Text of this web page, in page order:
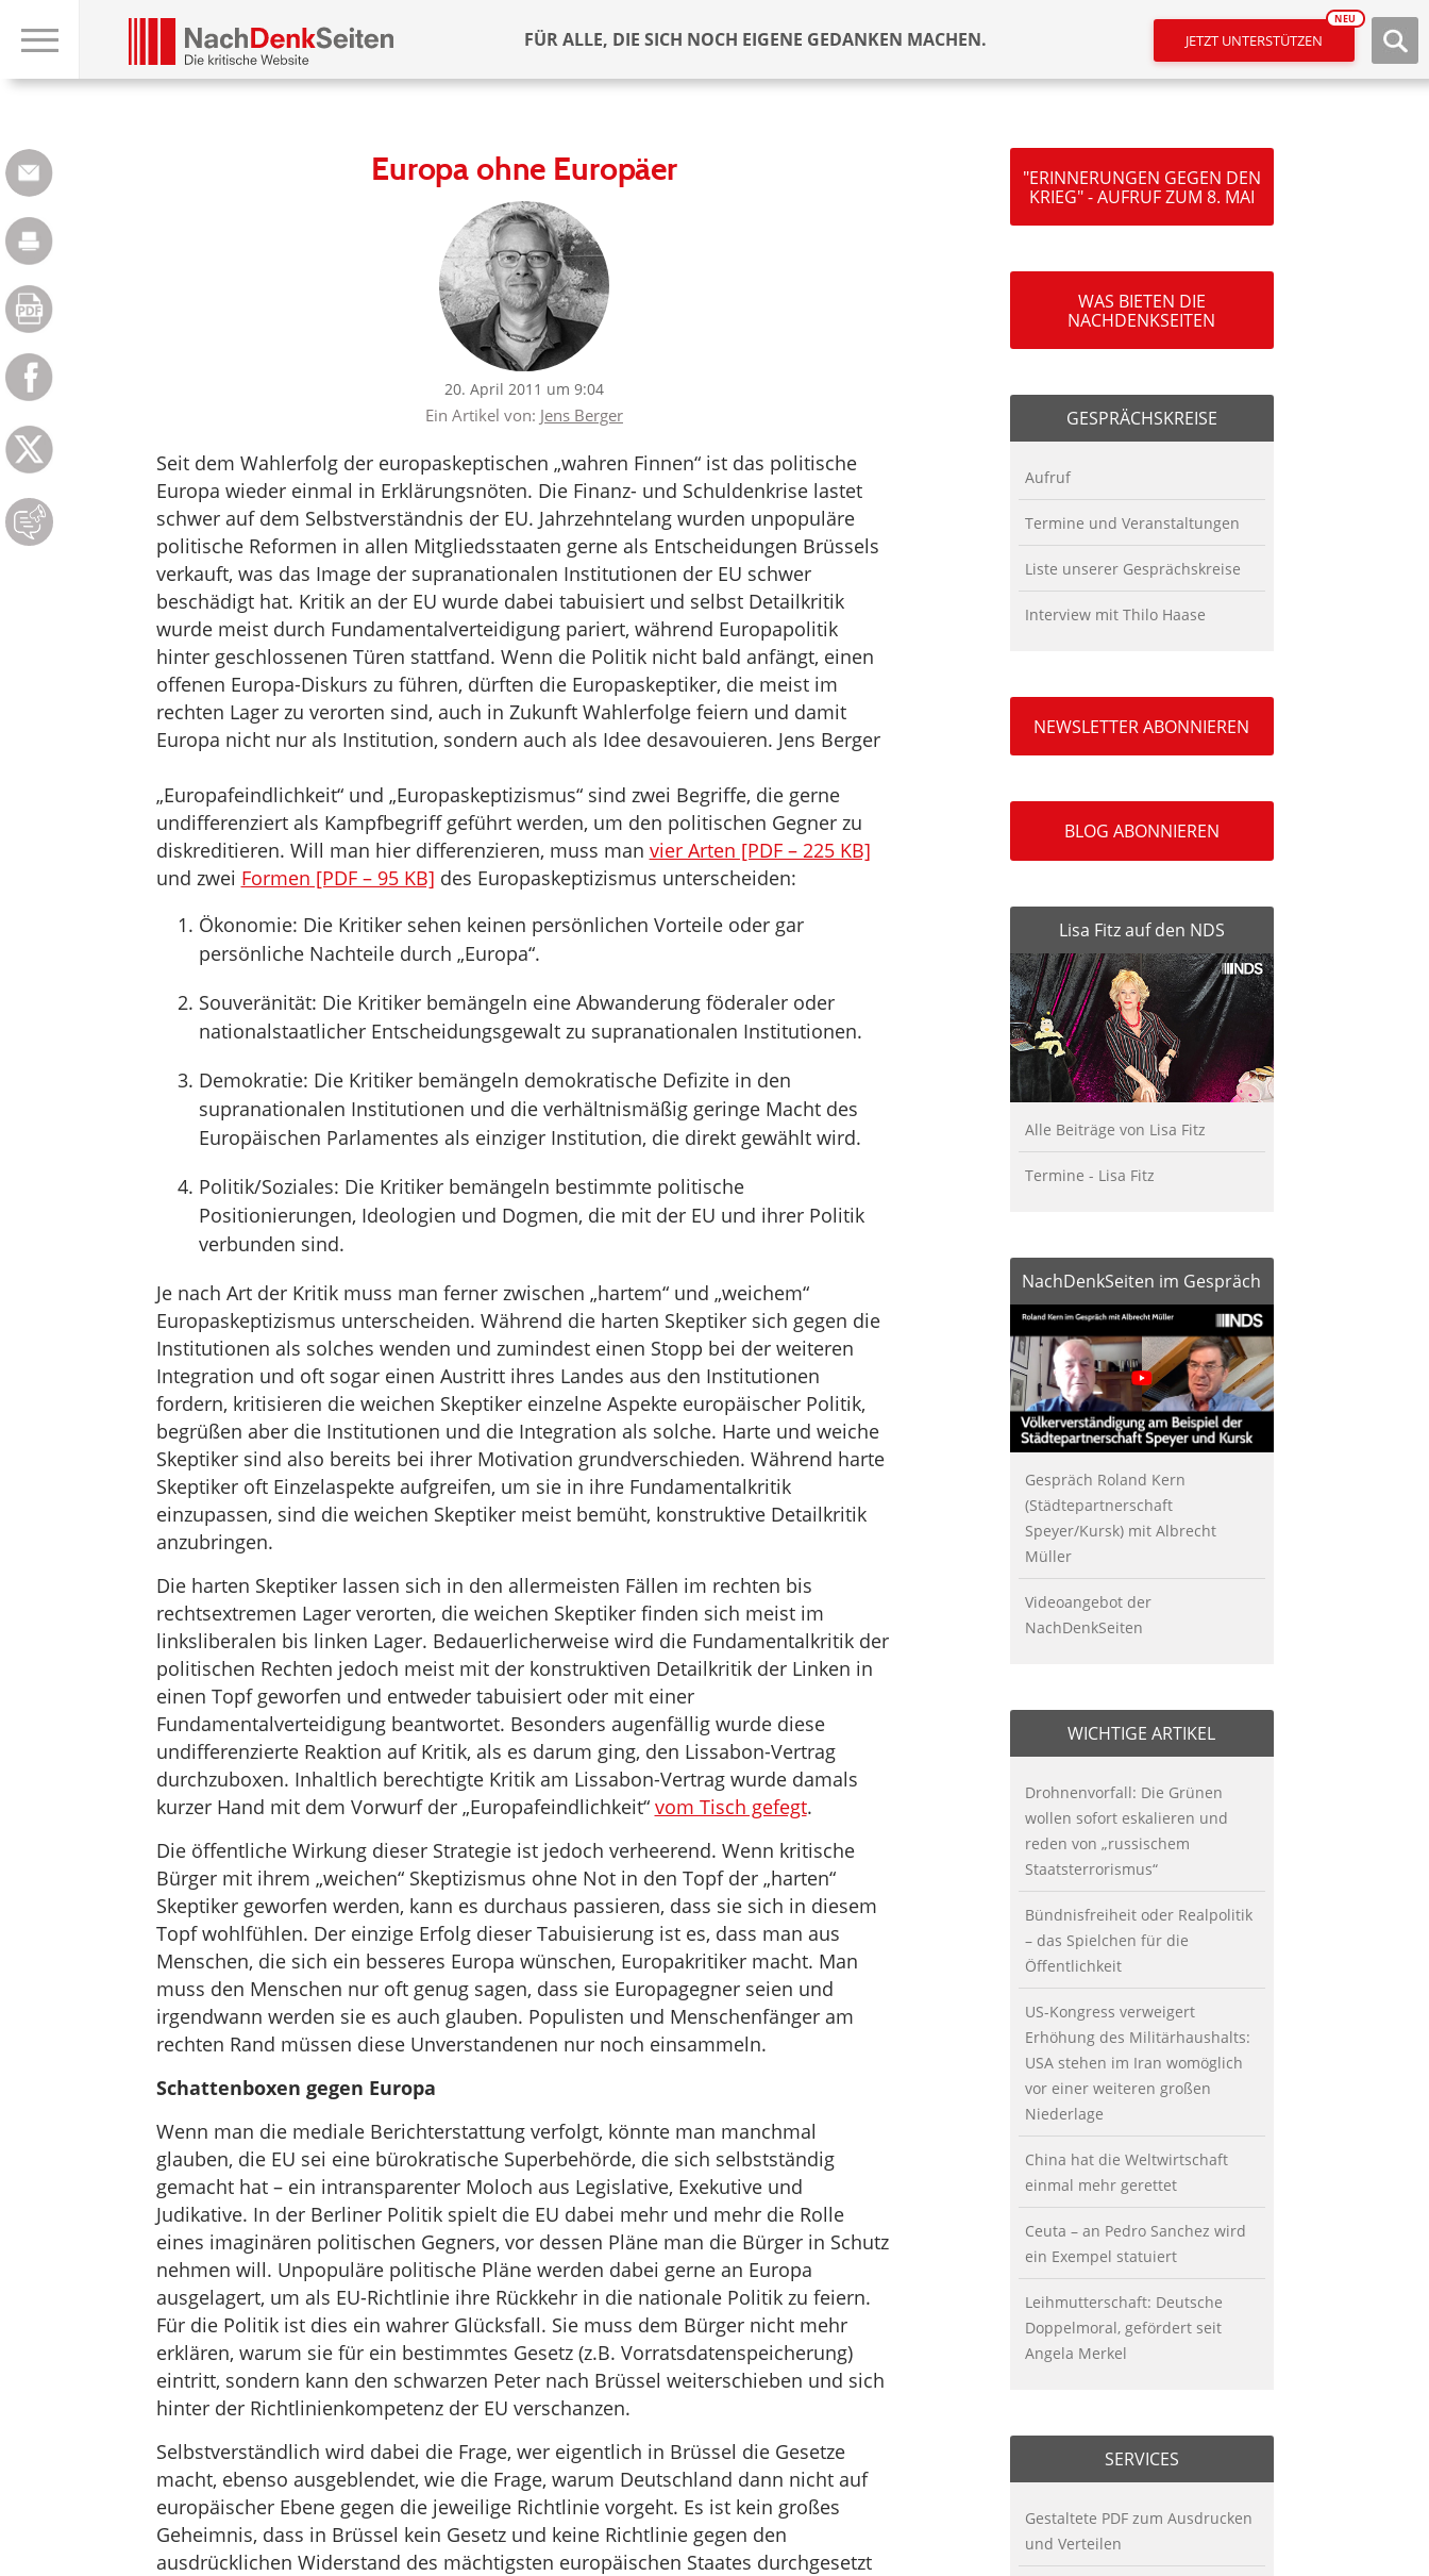
FÜR ALLE, DIE SICH NOCH EIGENE GEDANKEN MACHEN. JETZT UNTERSTÜTZEN
NEU
Europa ohne Europäer
20. April 2011 um 9:04
Ein Artikel von: Jens Berger
Seit dem Wahlerfolg der europaskeptischen „wahren Finnen“ ist das politische
Europa wieder einmal in Erklärungsnöten. Die Finanz- und Schuldenkrise lastet
schwer auf dem Selbstverständnis der EU. Jahrzehntelang wurden unpopuläre
politische Reformen in allen Mitgliedsstaaten gerne als Entscheidungen Brüssels
verkauft, was das Image der supranationalen Institutionen der EU schwer
beschädigt hat. Kritik an der EU wurde dabei tabuisiert und selbst Detailkritik
wurde meist durch Fundamentalverteidigung pariert, während Europapolitik
hinter geschlossenen Türen stattfand. Wenn die Politik nicht bald anfängt, einen
offenen Europa-Diskurs zu führen, dürften die Europaskeptiker, die meist im
rechten Lager zu verorten sind, auch in Zukunft Wahlerfolge feiern und damit
Europa nicht nur als Institution, sondern auch als Idee desavouieren. Jens Berger
„Europafeindlichkeit“ und „Europaskeptizismus“ sind zwei Begriffe, die gerne
undifferenziert als Kampfbegriff geführt werden, um den politischen Gegner zu
diskreditieren. Will man hier differenzieren, muss man vier Arten [PDF – 225 KB]
und zwei Formen [PDF – 95 KB] des Europaskeptizismus unterscheiden:
Ökonomie: Die Kritiker sehen keinen persönlichen Vorteile oder gar
persönliche Nachteile durch „Europa“.
Souveränität: Die Kritiker bemängeln eine Abwanderung föderaler oder
nationalstaatlicher Entscheidungsgewalt zu supranationalen Institutionen.
Demokratie: Die Kritiker bemängeln demokratische Defizite in den
supranationalen Institutionen und die verhältnismäßig geringe Macht des
Europäischen Parlamentes als einziger Institution, die direkt gewählt wird.
Politik/Soziales: Die Kritiker bemängeln bestimmte politische
Positionierungen, Ideologien und Dogmen, die mit der EU und ihrer Politik
verbunden sind.
Je nach Art der Kritik muss man ferner zwischen „hartem“ und „weichem“
Europaskeptizismus unterscheiden. Während die harten Skeptiker sich gegen die
Institutionen als solches wenden und zumindest einen Stopp bei der weiteren
Integration und oft sogar einen Austritt ihres Landes aus den Institutionen
fordern, kritisieren die weichen Skeptiker einzelne Aspekte europäischer Politik,
begrüßen aber die Institutionen und die Integration als solche. Harte und weiche
Skeptiker sind also bereits bei ihrer Motivation grundverschieden. Während harte
Skeptiker oft Einzelaspekte aufgreifen, um sie in ihre Fundamentalkritik
einzupassen, sind die weichen Skeptiker meist bemüht, konstruktive Detailkritik
anzubringen.
Die harten Skeptiker lassen sich in den allermeisten Fällen im rechten bis
rechtsextremen Lager verorten, die weichen Skeptiker finden sich meist im
linksliberalen bis linken Lager. Bedauerlicherweise wird die Fundamentalkritik der
politischen Rechten jedoch meist mit der konstruktiven Detailkritik der Linken in
einen Topf geworfen und entweder tabuisiert oder mit einer
Fundamentalverteidigung beantwortet. Besonders augenfällig wurde diese
undifferenzierte Reaktion auf Kritik, als es darum ging, den Lissabon-Vertrag
durchzuboxen. Inhaltlich berechtigte Kritik am Lissabon-Vertrag wurde damals
kurzer Hand mit dem Vorwurf der „Europafeindlichkeit“ vom Tisch gefegt.
Die öffentliche Wirkung dieser Strategie ist jedoch verheerend. Wenn kritische
Bürger mit ihrem „weichen“ Skeptizismus ohne Not in den Topf der „harten“
Skeptiker geworfen werden, kann es durchaus passieren, dass sie sich in diesem
Topf wohlfühlen. Der einzige Erfolg dieser Tabuisierung ist es, dass man aus
Menschen, die sich ein besseres Europa wünschen, Europakritiker macht. Man
muss den Menschen nur oft genug sagen, dass sie Europagegner seien und
irgendwann werden sie es auch glauben. Populisten und Menschenfänger am
rechten Rand müssen diese Unverstandenen nur noch einsammeln.
Schattenboxen gegen Europa
Wenn man die mediale Berichterstattung verfolgt, könnte man manchmal
glauben, die EU sei eine bürokratische Superbehörde, die sich selbstständig
gemacht hat – ein intransparenter Moloch aus Legislative, Exekutive und
Judikative. In der Berliner Politik spielt die EU dabei mehr und mehr die Rolle
eines imaginären politischen Gegners, vor dessen Pläne man die Bürger in Schutz
nehmen will. Unpopuläre politische Pläne werden dabei gerne an Europa
ausgelagert, um als EU-Richtlinie ihre Rückkehr in die nationale Politik zu feiern.
Für die Politik ist dies ein wahrer Glücksfall. Sie muss dem Bürger nicht mehr
erklären, warum sie für ein bestimmtes Gesetz (z.B. Vorratsdatenspeicherung)
eintritt, sondern kann den schwarzen Peter nach Brüssel weiterschieben und sich
hinter der Richtlinienkompetenz der EU verschanzen.
Selbstverständlich wird dabei die Frage, wer eigentlich in Brüssel die Gesetze
macht, ebenso ausgeblendet, wie die Frage, warum Deutschland dann nicht auf
europäischer Ebene gegen die jeweilige Richtlinie vorgeht. Es ist kein großes
Geheimnis, dass in Brüssel kein Gesetz und keine Richtlinie gegen den
ausdrücklichen Widerstand des mächtigsten europäischen Staates durchgesetzt
"ERINNERUNGEN GEGEN DEN
KRIEG" - AUFRUF ZUM 8. MAI
WAS BIETEN DIE
NACHDENKSEITEN
GESPRÄCHSKREISE
Aufruf
Termine und Veranstaltungen
Liste unserer Gesprächskreise
Interview mit Thilo Haase
NEWSLETTER ABONNIEREN
BLOG ABONNIEREN
Lisa Fitz auf den NDS
Alle Beiträge von Lisa Fitz
Termine - Lisa Fitz
NachDenkSeiten im Gespräch
Gespräch Roland Kern
(Städtepartnerschaft
Speyer/Kursk) mit Albrecht
Müller
Videoangebot der
NachDenkSeiten
WICHTIGE ARTIKEL
Drohnenvorfall: Die Grünen
wollen sofort eskalieren und
reden von „russischem
Staatsterrorismus“
Bündnisfreiheit oder Realpolitik
– das Spielchen für die
Öffentlichkeit
US-Kongress verweigert
Erhöhung des Militärhaushalts:
USA stehen im Iran womöglich
vor einer weiteren großen
Niederlage
China hat die Weltwirtschaft
einmal mehr gerettet
Ceuta – an Pedro Sanchez wird
ein Exempel statuiert
Leihmutterschaft: Deutsche
Doppelmoral, gefördert seit
Angela Merkel
SERVICES
Gestaltete PDF zum Ausdrucken
und Verteilen